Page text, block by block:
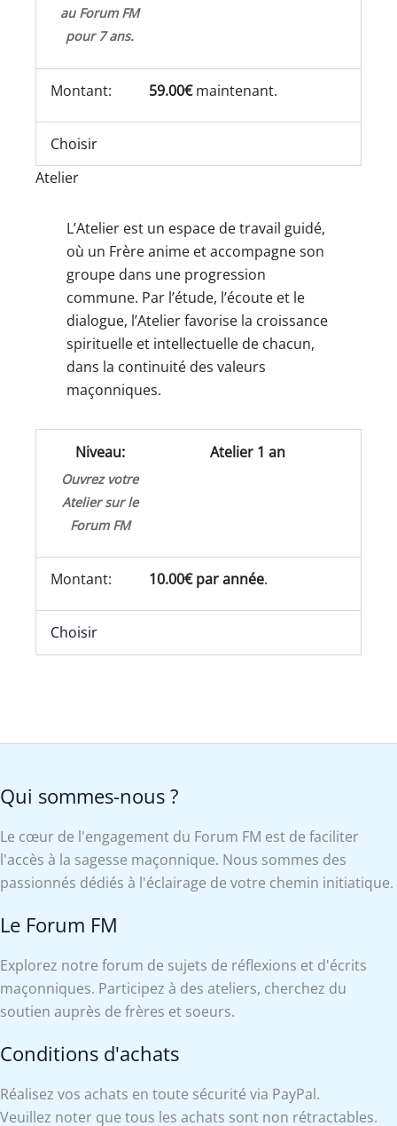
au Forum FM
pour 7 ans.
59.00€maintenant.
Choisir
Atelier
L’Atelier est un espace de travail guidé,
où un Frère anime et accompagne son
groupe dans une progression
commune. Par l’étude, l’écoute et le
dialogue, l’Atelier favorise la croissance
spirituelle et intellectuelle de chacun,
dans la continuité des valeurs
maçonniques.
Atelier 1 an
Ouvrez votre
Atelier sur le
Forum FM
10.00€ par année.
Choisir
Qui sommes-nous ?
Le cœur de l'engagement du Forum FM est de faciliter
l'accès à la sagesse maçonnique. Nous sommes des
passionnés dédiés à l'éclairage de votre chemin initiatique.
Le Forum FM
Explorez notre forum de sujets de réflexions et d'écrits
maçonniques. Participez à des ateliers, cherchez du
soutien auprès de frères et soeurs.
Conditions d'achats
Réalisez vos achats en toute sécurité via PayPal.
Veuillez noter que tous les achats sont non rétractables.